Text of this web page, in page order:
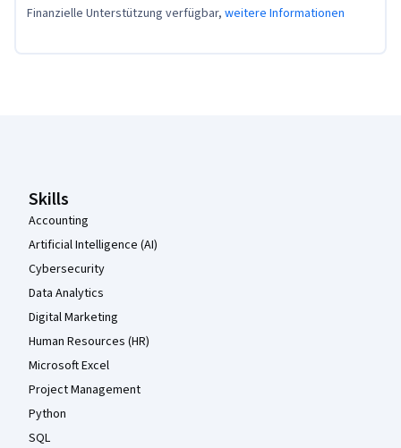
Finanzielle Unterstützung verfügbar, weitere Informationen
Skills
Accounting
Artificial Intelligence (AI)
Cybersecurity
Data Analytics
Digital Marketing
Human Resources (HR)
Microsoft Excel
Project Management
Python
SQL